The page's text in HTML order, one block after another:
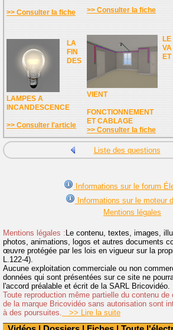
>> Consulter la fiche >> Consulter la fiche
LA
FIN
DES
LAMPES A
INCANDESCENCE
>> Consulter l'article
LE
VA
ET
VIENT
FONCTIONNEMENT
ET CABLAGE
>> Consulter la fiche
Liste des questions
Informations sur le forum
Informations sur le moteur
Mentions légales
Mentions légales : Le contenu, textes, images,
photos, animations, logos et autres documents
œuvre protégée par les lois en vigueur sur la
L.122-4).
Aucune exploitation commerciale ou non
données qui sont présentées sur ce site ne
l'accord préalable et écrit de la SARL Bricovidéo.
Toute reproduction même partielle du contenu
de la marque Bricovidéo sans autorisation sont
à des poursuites.
>> Lire la suite